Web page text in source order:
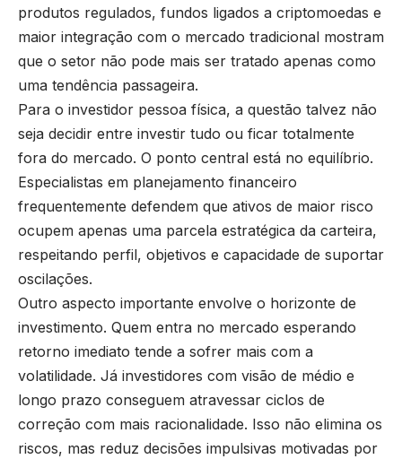
produtos regulados, fundos ligados a criptomoedas e
maior integração com o mercado tradicional mostram
que o setor não pode mais ser tratado apenas como
uma tendência passageira.
Para o investidor pessoa física, a questão talvez não
seja decidir entre investir tudo ou ficar totalmente
fora do mercado. O ponto central está no equilíbrio.
Especialistas em planejamento financeiro
frequentemente defendem que ativos de maior risco
ocupem apenas uma parcela estratégica da carteira,
respeitando perfil, objetivos e capacidade de suportar
oscilações.
Outro aspecto importante envolve o horizonte de
investimento. Quem entra no mercado esperando
retorno imediato tende a sofrer mais com a
volatilidade. Já investidores com visão de médio e
longo prazo conseguem atravessar ciclos de
correção com mais racionalidade. Isso não elimina os
riscos, mas reduz decisões impulsivas motivadas por